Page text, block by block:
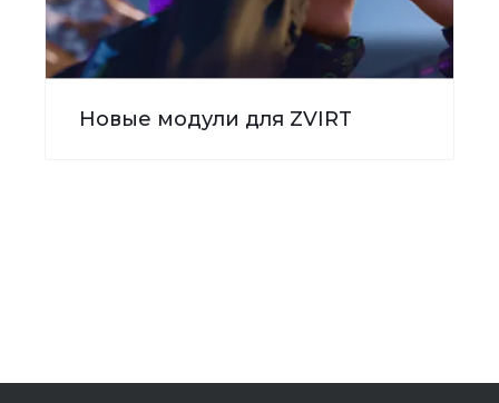
Новые модули для ZVIRT